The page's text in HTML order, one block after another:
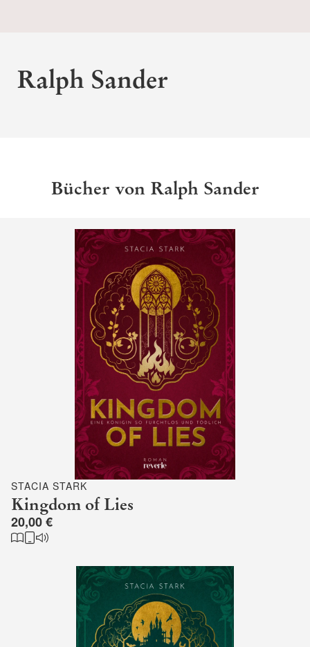
Ralph Sander
Bücher von Ralph Sander
STACIA STARK
Kingdom of Lies
20,00 €